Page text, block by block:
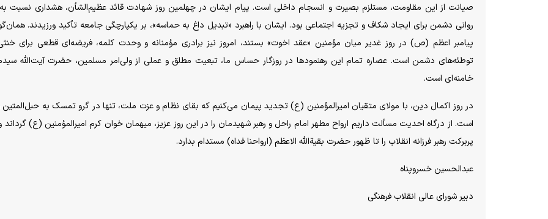
صیانت از این مقاومت، مستلزم بصیرت و انسجام داخلی است. پیام ایشان در چهلمین روز شهادت قائد عظیم‌الشأن، هشداری نسبت
روانی دشمن برای ایجاد شکاف و تجزیه اجتماعی بود. ایشان با راهبرد «تبدیل داغ به حماسه»، بر یکپارچگی جامعه تأکید ورزیدند.
پیامبر اعظم (ص) در روز غدیر میان مؤمنین «عقد اخوت» بستند، امروز نیز برادری مؤمنانه و وحدت کلمه، فریضه‌ای قطعی برای
توطئه‌های دشمن است. عصاره تمام این رهنمود‌ها در روزگار حساس ما، تبعیت مطلق و عملی از ولی‌امر مسلمین، حضرت آیت‌الله
خامنه‌ای است.
در روز اکمال دین، با مولای متقیان امیرالمؤمنین (ع) تجدید پیمان می‌کنیم که بقای نظام و عزت ملت، تنها در گرو تمسک به حبل‌المتین
است. از درگاه احدیت مسألت داریم ارواح مطهر امام راحل و رهبر شهیدمان را در این روز عزیز، میهمان خوان کرم امیرالمؤمنین (ع) گرداند
پربرکت رهبر فرزانه انقلاب را تا ظهور حضرت بقیة‌الله الاعظم (ارواحنا فداه) مستدام بدارد.
عبدالحسین خسروپناه
دبیر شورای عالی انقلاب فرهنگی